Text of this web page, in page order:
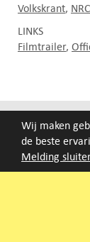
Melding
Wij maken
de beste
Volkskrant NRC
LINKS
Filmtrailer
Nieuwe films